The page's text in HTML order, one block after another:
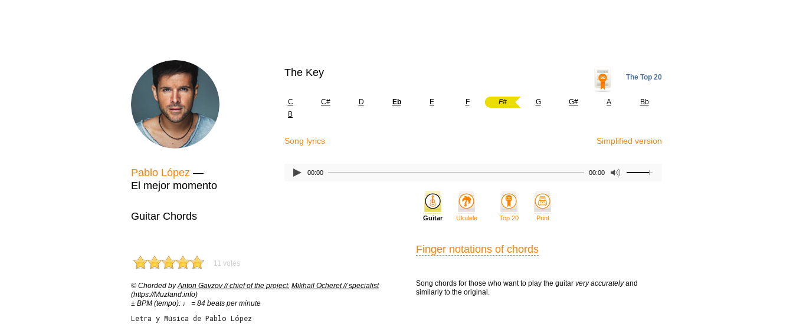
Pablo López —
El mejor momento
The Key The Top 20
C C# D Eb E F F# G G# A
Bb
B
Song lyrics Simplified version
00:00 00:00
Guitar Chords
11 votes
© Chorded byAnton Gavzov // chief of the project, Mikhail Ocheret // specialist
(https://Muzland.info)
± BPM (tempo): ♩ = 84 beats per minute
Letra y Música de Pablo López
Guitar Ukulele Top 20 Print
Finger notations of chords
Song chords for those who want to play the guitar very accuratelyand
similarly to the original.